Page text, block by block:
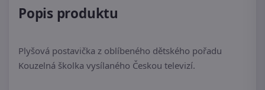
Popis produktu
Plyšová postavička z oblíbeného dětského pořadu
Kouzelná školka vysílaného Českou televizí.